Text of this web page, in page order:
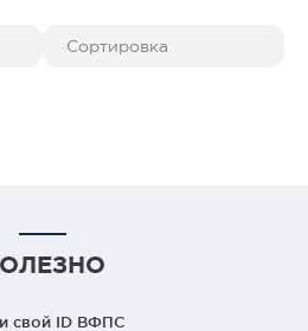
свой ID ВФПС